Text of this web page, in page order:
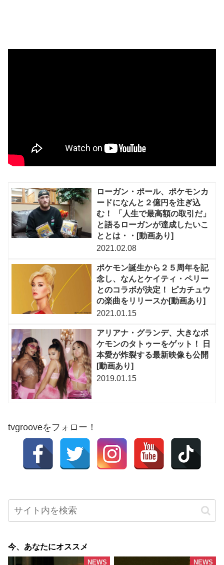
ローガン・ポール、ポケモンカ
ードになんと２億円を注ぎ込
む！ 「人生で最高額の取引だ」
と語るローガンが達成したいこ
ととは・・[動画あり]
2021.02.08
ポケモン誕生から２５周年を記
念し、なんとケイティ・ペリー
とのコラボが決定！ ピカチュウ
の楽曲をリリースか[動画あり]
2021.01.15
アリアナ・グランデ、大きなポ
ケモンのタトゥーをゲット！ 日
本愛が炸裂する最新映像も公開
[動画あり]
2019.01.15
tvgrooveをフォロー！
今、あなたにオススメ
NEWS NEWS